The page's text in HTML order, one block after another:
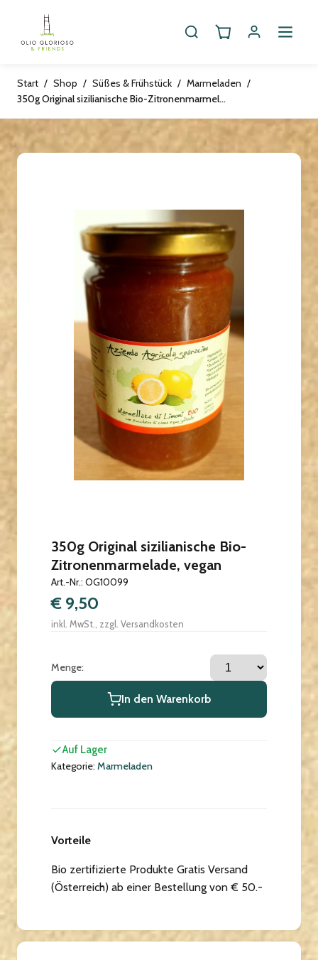
Start / Shop / Süßes & Frühstück / Marmeladen /
350g Original sizilianische Bio-Zitronenmarmelade, vegan
350g Original sizilianische Bio-
Zitronenmarmelade, vegan
Art.-Nr.: OG10099
€ 9,50
inkl. MwSt., zzgl. Versandkosten
Menge:
In den Warenkorb
Auf Lager
Kategorie: Marmeladen
Vorteile
Bio zertifizierte Produkte Gratis Versand
(Österreich) ab einer Bestellung von € 50.-